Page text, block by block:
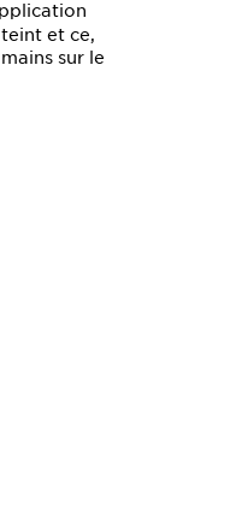
et ce,
sur le